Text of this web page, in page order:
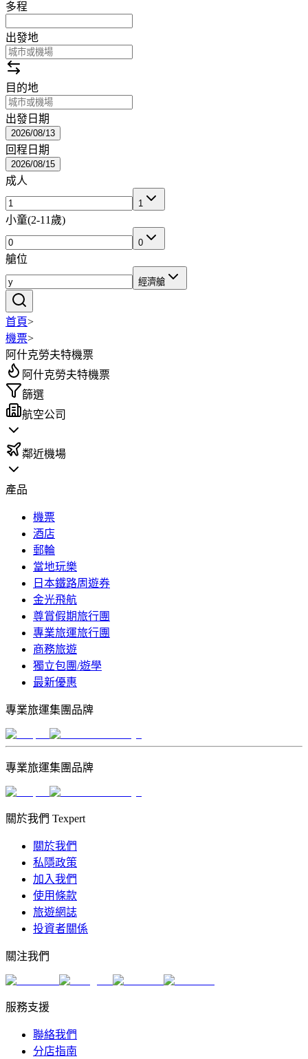
多程
出發地
目的地
出發日期
2026/08/13
回程日期
2026/08/15
成人
1
小童(2-11歲)
0
艙位
經濟艙
首頁>
機票>
阿什克勞夫特機票
阿什克勞夫特機票
篩選
航空公司
鄰近機場
產品
機票
酒店
郵輪
當地玩樂
日本鐵路周遊券
金光飛航
尊賞假期旅行團
專業旅運旅行團
商務旅遊
獨立包團/遊學
最新優惠
專業旅運集團品牌
專業旅運集團品牌
關於我們 Texpert
關於我們
私隱政策
加入我們
使用條款
旅遊網誌
投資者關係
關注我們
服務支援
聯絡我們
分店指南